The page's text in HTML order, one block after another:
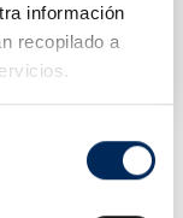
información
recopilado a
€Precio